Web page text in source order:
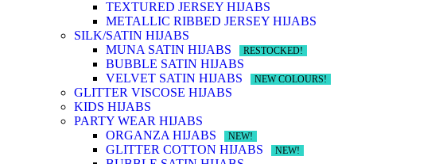
TEXTURED JERSEY HIJABS
METALLIC RIBBED JERSEY HIJABS
SILK/SATIN HIJABS
MUNA SATIN HIJABS
RESTOCKED!
BUBBLE SATIN HIJABS
VELVET SATIN HIJABS
NEW COLOURS!
GLITTER VISCOSE HIJABS
KIDS HIJABS
PARTY WEAR HIJABS
ORGANZA HIJABS
NEW!
GLITTER COTTON HIJABS NEW!